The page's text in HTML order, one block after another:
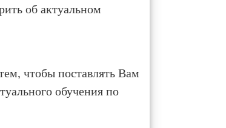
об актуальном
чтобы поставлять Вам
обучения по